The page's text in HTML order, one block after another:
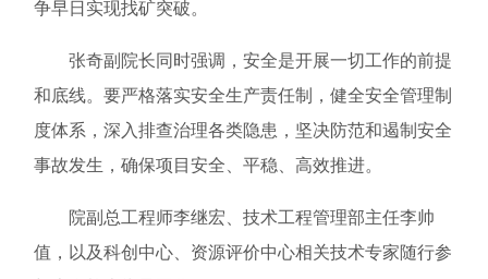
争早日实现找矿突破。
张奇副院长同时强调，安全是开展一切工作的前提
和底线。要严格落实安全生产责任制，健全安全管理制
度体系，深入排查治理各类隐患，坚决防范和遏制安全
事故发生，确保项目安全、平稳、高效推进。
院副总工程师李继宏、技术工程管理部主任李帅
值，以及科创中心、资源评价中心相关技术专家随行参